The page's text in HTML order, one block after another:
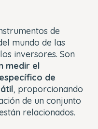
de
mundo de las
inversores. Son
medir el
de
, proporcionando
de un conjunto
relacionados.